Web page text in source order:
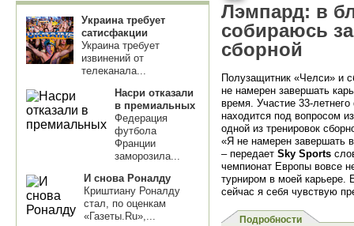
Украина требует
сатисфакции
Украина требует
извинений от
телеканала...
Насри отказали
в премиальных
Федерация
футбола
Франции
заморозила...
И снова Роналду
Криштиану Роналду
стал, по оценкам
«Газеты.Ru»,...
Лэмпард: в
собираюсь
сборной
Полузащитник «Челси» и
не намерен завершать
время. Участие 33-
находится под вопросом
одной из тренировок
«Я не намерен завершать
– передает Sky Sports
чемпионат Европы вовсе
турниром в моей карьере.
сейчас я себя чувствую
Подробности